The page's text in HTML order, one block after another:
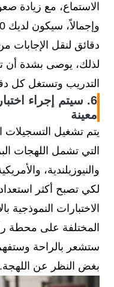
الاستماع، مع زيادة
دقائق لنقل الإجابات
لذلك، يوصى بشدة أن
التدريب وتستغل كل
6. سيتم إجراء
معينة
يتم تشغيل
التي تشمل اللهجات
والنيوزيلندية،
لكي تصبح أكثر
الاختبارات النموذجية
المختلفة على محطة
ستشعر بالراحة
بغض النظر عن اللهجة.